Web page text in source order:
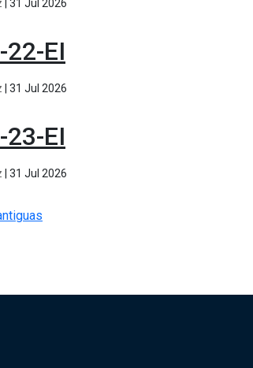
31 Jul 2026
22-EI
31 Jul 2026
23-EI
31 Jul 2026